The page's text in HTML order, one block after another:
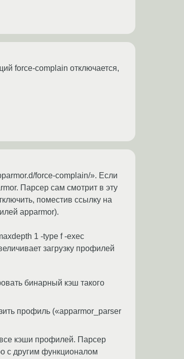
force-complain отключается,
force-complain/». Если
Парсер сам смотрит в эту
поместив ссылку на
apparmor).
1 -type f -exec
загрузку профилей
бинарный кэш такого
профиль («apparmor_parser
кэши профилей. Парсер
с другим функционалом